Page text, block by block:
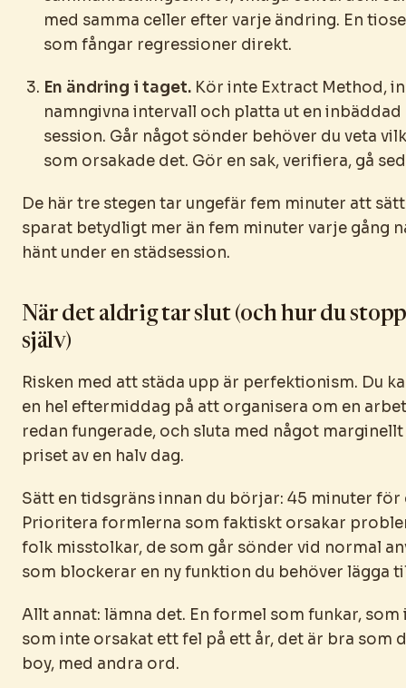
med samma celler efter varje ändring. En
som fångar regressioner direkt.
En ändring i taget. Kör inte Extract Method,
namngivna intervall och platta ut en inbäddad
session. Går något sönder behöver du veta
som orsakade det. Gör en sak, verifiera, gå
De här tre stegen tar ungefär fem minuter att
sparat betydligt mer än fem minuter varje gång
hänt under en städsession.
När det aldrig tar slut (och hur du
själv)
Risken med att städa upp är perfektionism. Du
en hel eftermiddag på att organisera om en
redan fungerade, och sluta med något
priset av en halv dag.
Sätt en tidsgräns innan du börjar: 45 minuter för
Prioritera formlerna som faktiskt orsakar
folk misstolkar, de som går sönder vid normal
som blockerar en ny funktion du behöver lägga
Allt annat: lämna det. En formel som funkar, som
som inte orsakat ett fel på ett år, det är bra som
boy, med andra ord.